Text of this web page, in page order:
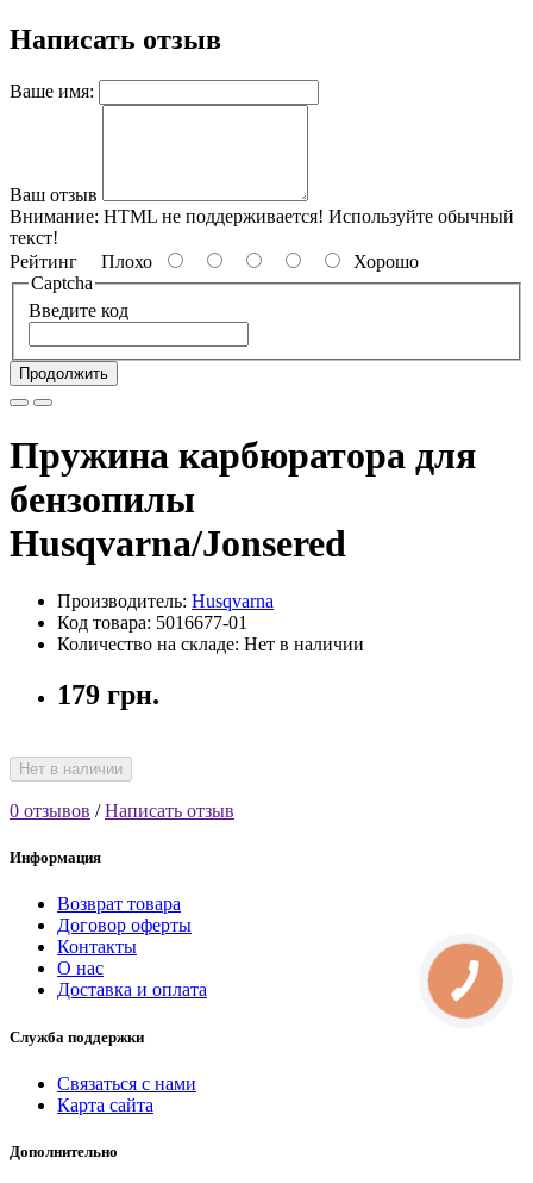
Написать отзыв
Ваше имя:
Ваш отзыв
Внимание: HTML не поддерживается! Используйте обычный
текст!
Рейтинг Плохо
Хорошо
Captcha
Введите код
Продолжить
Пружина карбюратора для
бензопилы
Husqvarna/Jonsered
Производитель: Husqvarna
Код товара: 5016677-01
Количество на складе: Нет в наличии
179 грн.
Нет в наличии
0 отзывов /Написать отзыв
Информация
Возврат товара
Договор оферты
Контакты
О нас
Доставка и оплата
Служба поддержки
Связаться с нами
Карта сайта
Дополнительно